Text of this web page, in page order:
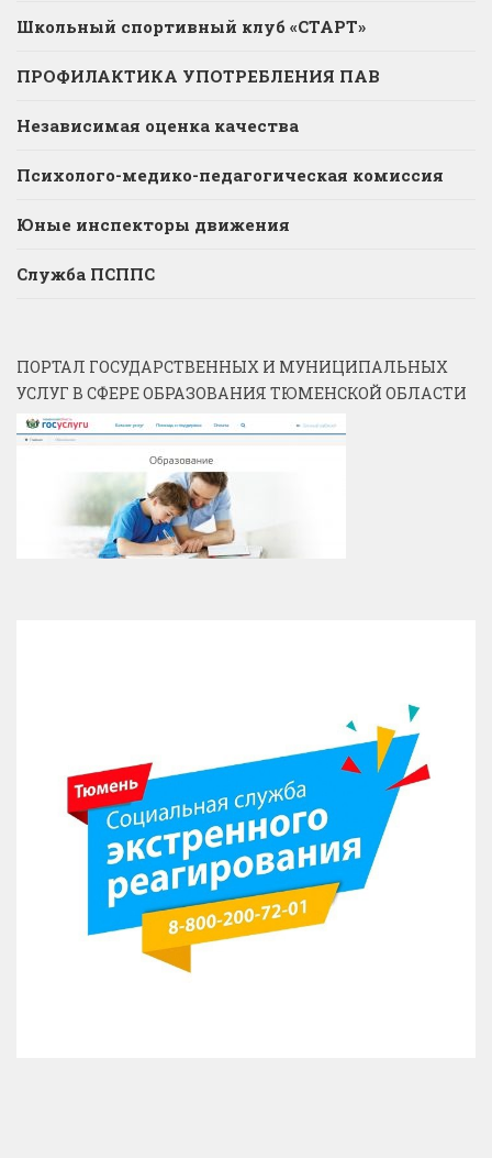
Школьный спортивный клуб «СТАРТ»
ПРОФИЛАКТИКА УПОТРЕБЛЕНИЯ ПАВ
Независимая оценка качества
Психолого-медико-педагогическая комиссия
Юные инспекторы движения
Служба ПСППС
ПОРТАЛ ГОСУДАРСТВЕННЫХ И МУНИЦИПАЛЬНЫХ
УСЛУГ В СФЕРЕ ОБРАЗОВАНИЯ ТЮМЕНСКОЙ ОБЛАСТИ